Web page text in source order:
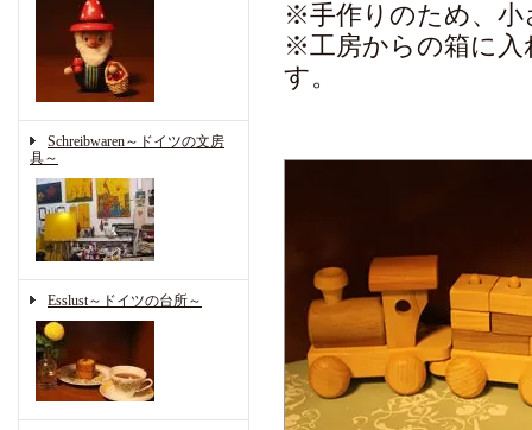
Schreibwaren～ドイツの文房
具～
Esslust～ドイツの台所～
※手作りのため、小
※工房からの箱に入
す。